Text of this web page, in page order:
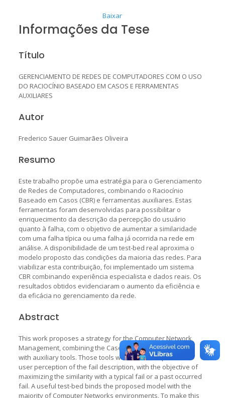
Baixar
Informações da Tese
Título
GERENCIAMENTO DE REDES DE COMPUTADORES COM O USO
DO RACIOCÍNIO BASEADO EM CASOS E FERRAMENTAS
AUXILIARES
Autor
Frederico Sauer Guimarães Oliveira
Resumo
Este trabalho propõe uma estratégia para o Gerenciamento
de Redes de Computadores, combinando o Raciocínio
Baseado em Casos (CBR) e ferramentas auxiliares. Estas
ferramentas foram desenvolvidas para possibilitar o
enriquecimento da descrição da percepção do usuário
quanto à falha, com o objetivo de aumentar a similaridade
com uma falha típica ou uma falha já ocorrida na rede em
análise. A disponibilidade de um test-bed real aproxima o
modelo proposto das condições da maioria das redes. Para
viabilizar esta contribuição, foi implementado um sistema
CBR combinando experiência especialista e dados reais. Os
resultados obtidos evidenciaram o aumento da eficiência e
da eficácia no gerenciamento da rede.
Abstract
This work proposes a strategy for the Computer Network
Management, combining the Case-Based Reasoning (CBR)
with auxiliary tools. Those tools were built to improve the
user perception of the fail description, with the objective of
maximizing the similarity with a typical fail or a past occurred
fail. A useful test-bed binds the proposed model with the
majority of Computer Networks environments. To make this